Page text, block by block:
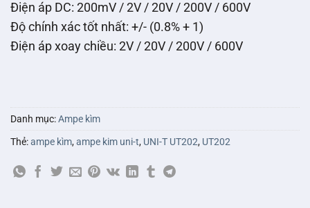
Điện áp DC: 200mV / 2V / 20V / 200V / 600V
Độ chính xác tốt nhất: +/- (0.8% + 1)
Điện áp xoay chiều: 2V / 20V / 200V / 600V
Danh mục:Ampe kìm
Thẻ:ampe kìm,ampe kim uni-t, UNI-T UT202, UT202